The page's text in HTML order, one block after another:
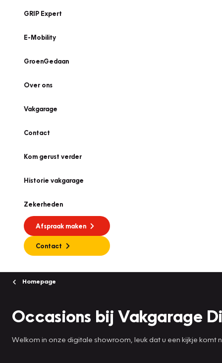
GRIP Expert
E-Mobility
GroenGedaan
Over ons
Vakgarage
Contact
Kom gerust verder
Historie vakgarage
Zekerheden
Afspraak maken
Contact
Homepage
Occasions bij Vakgarage
Welkom in onze digitale showroom, leuk dat u een kijkje komt